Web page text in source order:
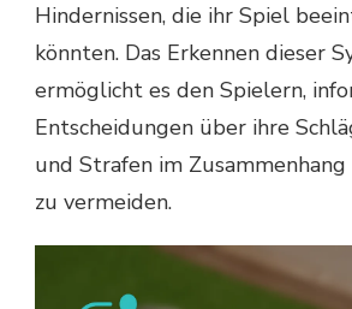
Hindernissen, die ihr Spiel
könnten. Das Erkennen dieser
ermöglicht es den Spielern,
Entscheidungen über ihre
und Strafen im
zu vermeiden.